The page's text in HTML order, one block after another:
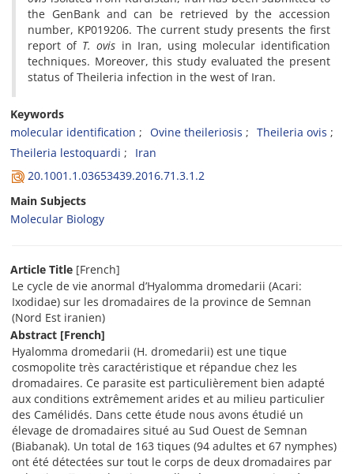
the GenBank and can be retrieved by the accession
number, KP019206. The current study presents the first
report of T. ovis in Iran, using molecular identification
techniques. Moreover, this study evaluated the present
status of Theileria infection in the west of Iran.
Keywords
molecular identification
Ovine theileriosis
Theileria ovis
Theileria lestoquardi
Iran
20.1001.1.03653439.2016.71.3.1.2
Main Subjects
Molecular Biology
Article Title [French]
Le cycle de vie anormal d’Hyalomma dromedarii (Acari:
Ixodidae) sur les dromadaires de la province de Semnan
(Nord Est iranien)
Abstract [French]
Hyalomma dromedarii (H. dromedarii) est une tique
cosmopolite très caractéristique et répandue chez les
dromadaires. Ce parasite est particulièrement bien adapté
aux conditions extrêmement arides et au milieu particulier
des Camélidés. Dans cette étude nous avons étudié un
élevage de dromadaires situé au Sud Ouest de Semnan
(Biabanak). Un total de 163 tiques (94 adultes et 67 nymphes)
ont été détectées sur tout le corps de deux dromadaires par